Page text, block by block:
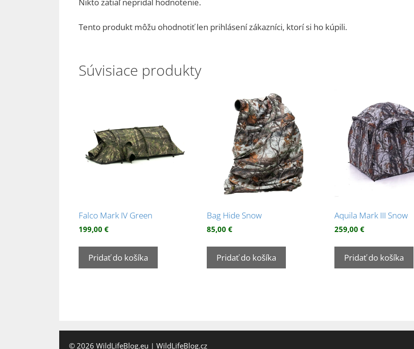
Nikto zatiaľ nepridal hodnotenie.
Tento produkt môžu ohodnotiť len prihlásení zákazníci, ktorí si ho kúpili.
Súvisiace produkty
Falco Mark IV Green
199,00 €
Pridať do košíka
Bag Hide Snow
85,00 €
Pridať do košíka
Aquila Mark III Snow
259,00€
Pridať do košíka
© 2026 WildLifeBlog.eu | WildLifeBlog.cz